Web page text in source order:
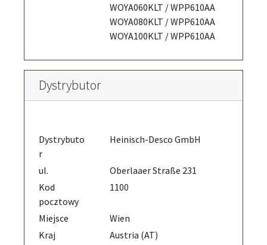
WOYA060KLT / WPP610AA
WOYA080KLT / WPP610AA
WOYA100KLT / WPP610AA
Dystrybutor
Dystrybuto
r
Heinisch-Desco GmbH
ul.
Oberlaaer Straße 231
Kod
pocztowy
1100
Miejsce
Wien
Kraj
Austria (AT)